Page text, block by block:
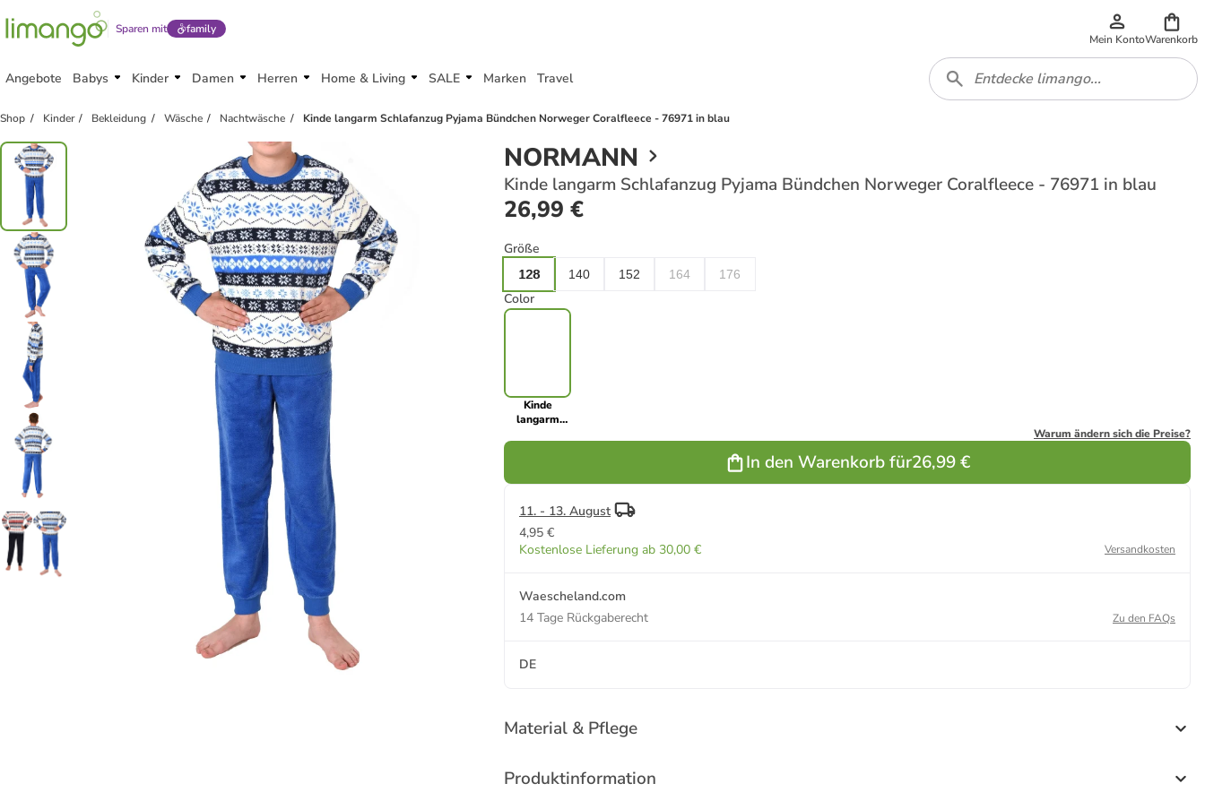
Sparen mit family
Mein KontoWarenkorb
Angebote Babys Kinder Damen Herren Home & Living SALE Marken Travel
Shop Kinder Bekleidung Wäsche Nachtwäsche Kinde langarm Schlafanzug Pyjama Bündchen Norweger Coralfleece - 76971 in blau
NORMANN
Kinde langarm Schlafanzug Pyjama Bündchen Norweger Coralfleece - 76971 in blau
26,99 €
Größe
128 140 152 164 176
Color
Kinde
langarm
76971 in
blau
Warum ändern sich die Preise?
In den Warenkorb für26,99 €
11. - 13. August
4,95 €
Kostenlose Lieferung ab 30,00 €
Versandkosten
Waescheland.com
14 Tage Rückgaberecht
Zu den FAQs
DE
Material & Pflege
Produktinformation